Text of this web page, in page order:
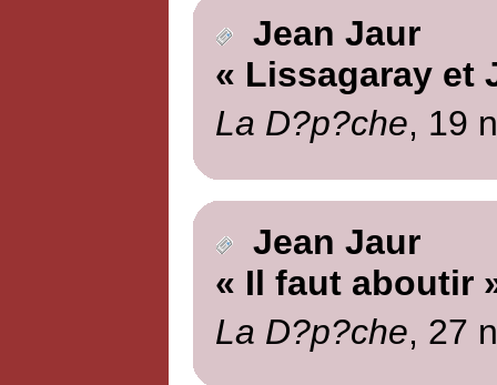
Jean Jaur
« Lissagaray et
La D?p?che, 19
Jean Jaur
« Il faut aboutir
La D?p?che, 27